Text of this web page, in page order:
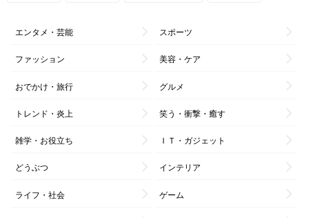
エンタメ・芸能 スポーツ
ファッション 美容・ケア
おでかけ・旅行 グルメ
トレンド・炎上 笑う・衝撃・癒す
雑学・お役立ち ＩＴ・ガジェット
どうぶつ インテリア
ライフ・社会 ゲーム